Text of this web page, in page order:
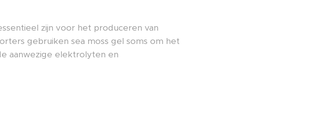
zijn voor het produceren van
gebruiken sea moss gel soms om het
aanwezige elektrolyten en